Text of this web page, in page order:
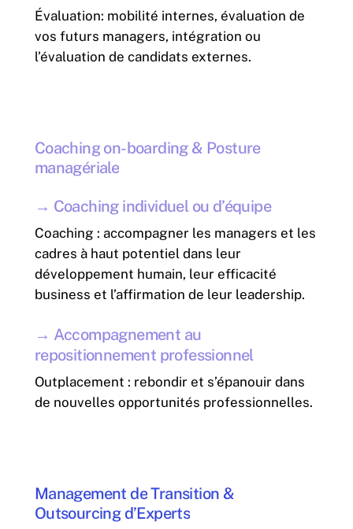
Évaluation: mobilité internes, évaluation de
vos futurs managers, intégration ou
l’évaluation de candidats externes.
Coaching on-boarding & Posture
managériale
→ Coaching individuel ou d’équipe
Coaching : accompagner les managers et les
cadres à haut potentiel dans leur
développement humain, leur efficacité
business et l’affirmation de leur leadership.
→ Accompagnement au
repositionnement professionnel
Outplacement : rebondir et s’épanouir dans
de nouvelles opportunités professionnelles.
Management deTransition &
Outsourcing d’Experts